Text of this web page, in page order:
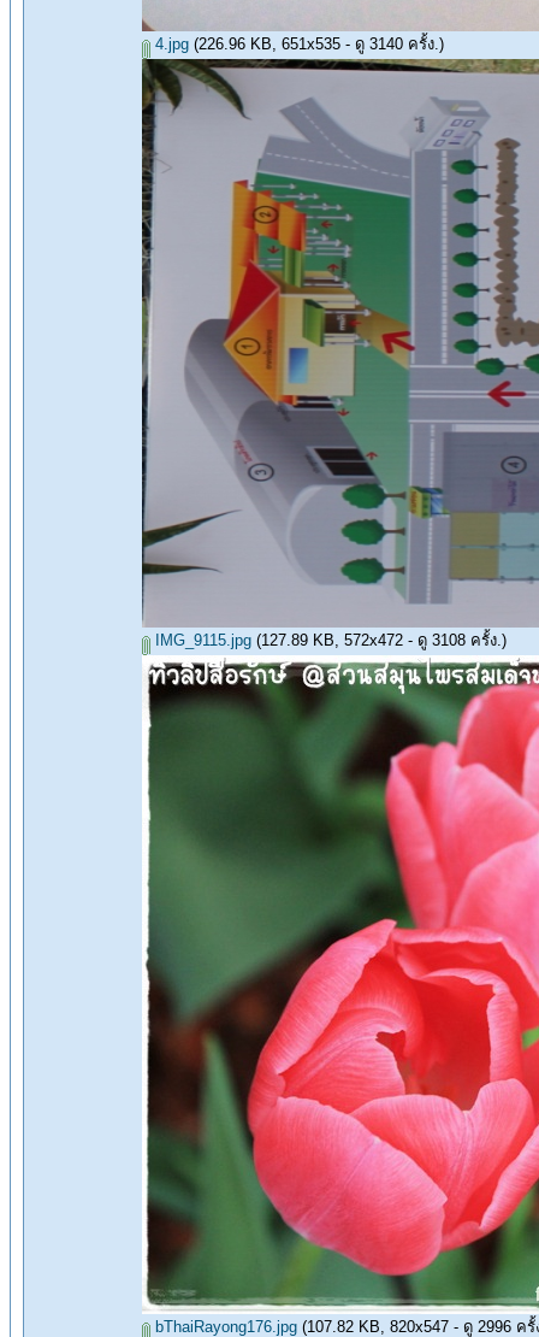
4.jpg (226.96 KB, 651x535 - ดู 3140 ครั้ง.)
IMG_9115.jpg (127.89 KB, 572x472 - ดู 3108 ครั้ง.)
bThaiRayong176.jpg (107.82 KB, 820x547 - ดู 2996 ครั้